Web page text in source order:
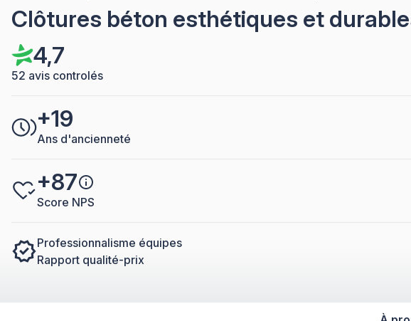
Clôtures béton esthétiques et
4,7
52 avis controlés
+19
Ans d'ancienneté
+87
Score NPS
Professionnalisme équipes
Rapport qualité-prix